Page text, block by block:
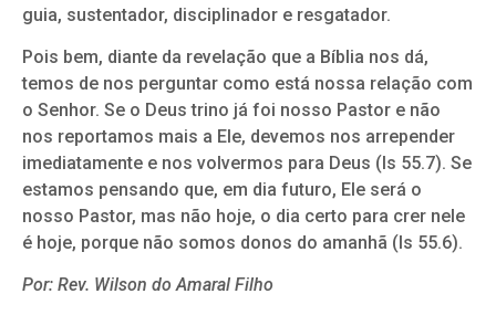
guia, sustentador, disciplinador e resgatador.
Pois bem, diante da revelação que a Bíblia nos dá,
temos de nos perguntar como está nossa relação com
o Senhor. Se o Deus trino já foi nosso Pastor e não
nos reportamos mais a Ele, devemos nos arrepender
imediatamente e nos volvermos para Deus (Is 55.7). Se
estamos pensando que, em dia futuro, Ele será o
nosso Pastor, mas não hoje, o dia certo para crer nele
é hoje, porque não somos donos do amanhã (Is 55.6).
Por: Rev. Wilson do Amaral Filho